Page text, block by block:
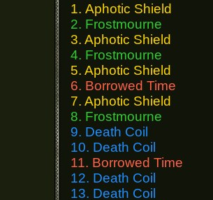
1. Aphotic Shield
2. Frostmourne
3. Aphotic Shield
4. Frostmourne
5. Aphotic Shield
6. Borrowed Time
7. Aphotic Shield
8. Frostmourne
9. Death Coil
10. Death Coil
11. Borrowed Time
12. Death Coil
13. Death Coil